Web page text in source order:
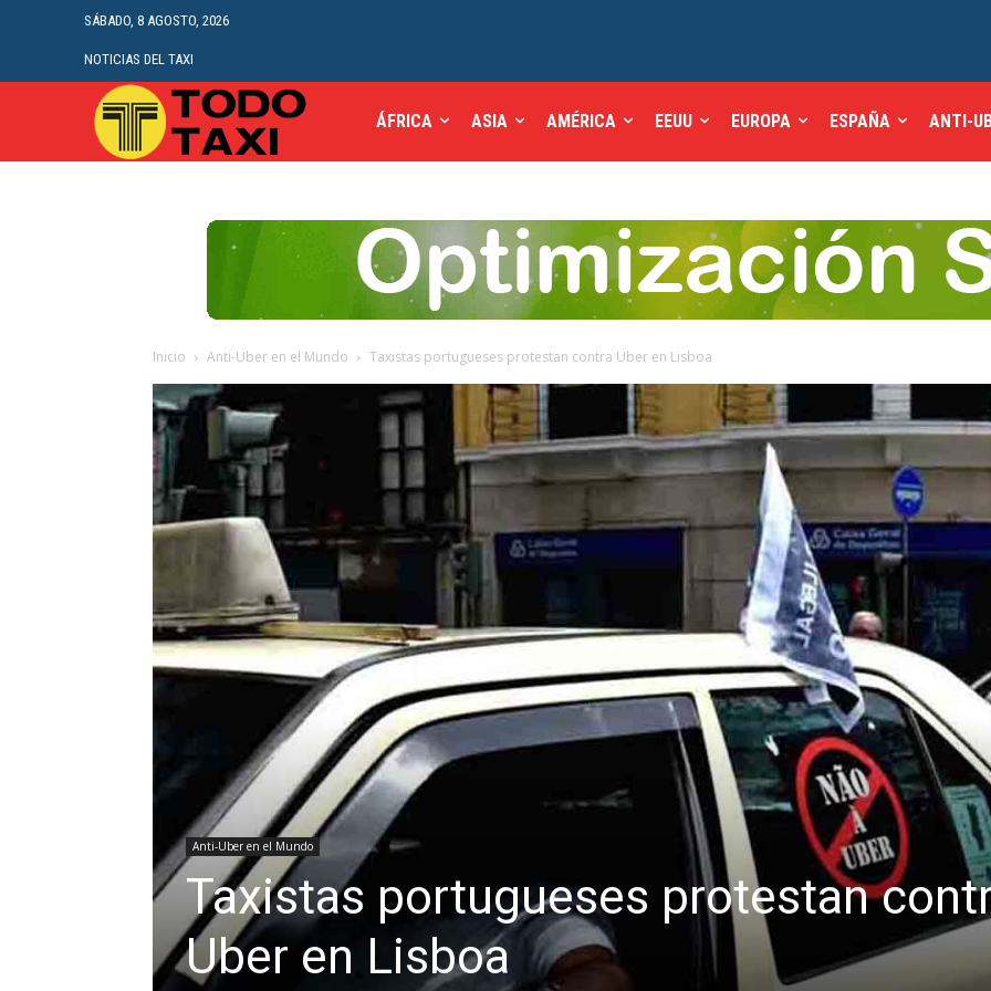
SÁBADO, 8 AGOSTO, 2026
NOTICIAS DEL TAXI
ÁFRICA ASIA AMÉRICA EEUU EUROPA ESPAÑA ANTI-
Inicio Anti-Uber en el Mundo Taxistas portugueses protestan contra Uber en Lisboa
Anti-Uber en el Mundo
Taxistas portugueses protestan
Uber en Lisboa